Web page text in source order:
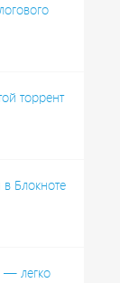
торрент
в Блокноте
— легко